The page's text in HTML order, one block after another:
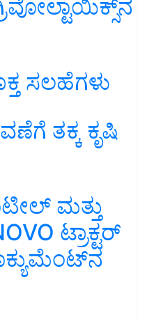
ಸಲಹೆಗಳು
ತಕ್ಕ ಕೃಷಿ
ಮತ್ತು
ಟ್ರಾಕ್ಟರ್